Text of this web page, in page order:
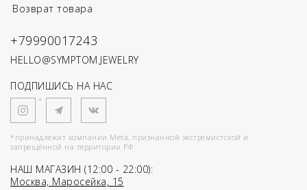
Возврат товара
+79990017243
HELLO@SYMPTOM.JEWELRY
ПОДПИШИСЬ НА НАС
*
*принадлежит компании Meta, признанной экстремистской и
запрещённой на территории РФ
НАШ МАГАЗИН (12:00 - 22:00):
Москва, Маросейка, 15